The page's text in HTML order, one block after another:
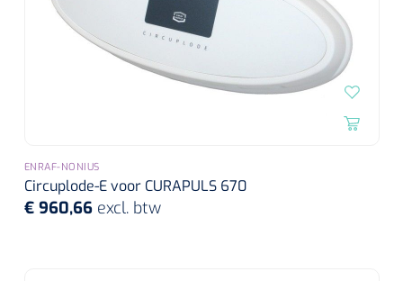
ENRAF-NONIUS
Circuplode-E voor CURAPULS 670
€ 960,66 excl. btw